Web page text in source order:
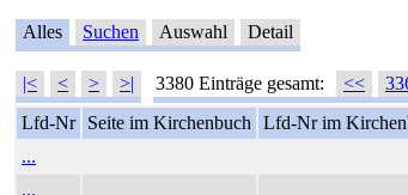
Alles Suchen Auswahl Detail
|< < > >| 3380 Einträge gesamt: <<
Lfd-Nr
Seite im Kirchenbuch Lfd-Nr im
...
...